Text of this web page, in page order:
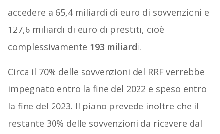
accedere a 65,4 miliardi di euro di sovvenzioni e
127,6 miliardi di euro di prestiti, cioè
complessivamente 193 miliardi.
Circa il 70% delle sovvenzioni del RRF verrebbe
impegnato entro la fine del 2022 e speso entro
la fine del 2023. Il piano prevede inoltre che il
restante 30% delle sovvenzioni da ricevere dal